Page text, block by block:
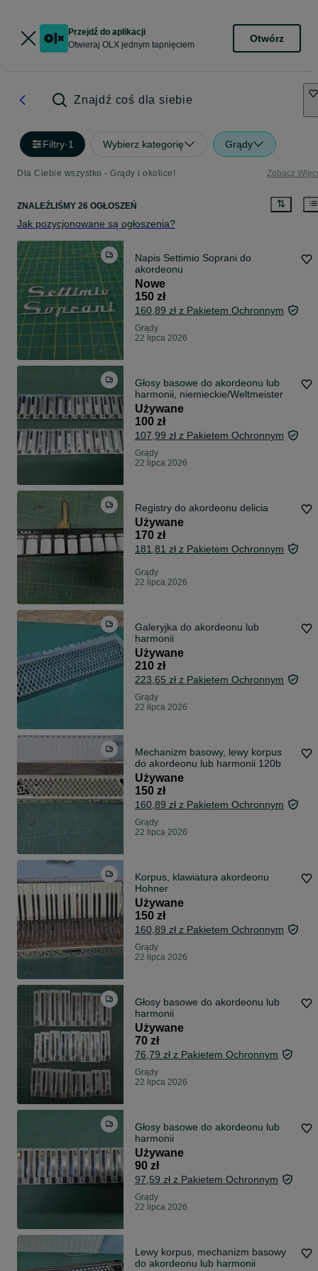
Przejdź do aplikacji
Otwieraj OLX jednym tapnięciem
Otwórz
Znajdź coś dla siebie
Filtry·1 Wybierz kategorię Grądy
Dla Ciebie wszystko - Grądy i okolice! Zobacz
ZNALEŹLIŚMY 26 OGŁOSZEŃ
Jak pozycjonowane są ogłoszenia?
Napis Settimio Soprani do
akordeonu
Nowe
150 zł
160,89 zł z Pakietem Ochronnym
Grądy
22 lipca 2026
Głosy basowe do akordeonu lub
harmonii, niemieckie/Weltmeister
Używane
100 zł
107,99 zł z Pakietem Ochronnym
Grądy
22 lipca 2026
Registry do akordeonu delicia
Używane
170 zł
181,81 zł z Pakietem Ochronnym
Grądy
22 lipca 2026
Galeryjka do akordeonu lub
harmonii
Używane
210 zł
223,65 zł z Pakietem Ochronnym
Grądy
22 lipca 2026
Mechanizm basowy, lewy korpus
do akordeonu lub harmonii 120b
Używane
150 zł
160,89 zł z Pakietem Ochronnym
Grądy
22 lipca 2026
Korpus, klawiatura akordeonu
Hohner
Używane
150 zł
160,89 zł z Pakietem Ochronnym
Grądy
22 lipca 2026
Głosy basowe do akordeonu lub
harmonii
Używane
70 zł
76,79 zł z Pakietem Ochronnym
Grądy
22 lipca 2026
Głosy basowe do akordeonu lub
harmonii
Używane
90 zł
97,59 zł z Pakietem Ochronnym
Grądy
22 lipca 2026
Lewy korpus, mechanizm basowy
do akordeonu lub harmonii